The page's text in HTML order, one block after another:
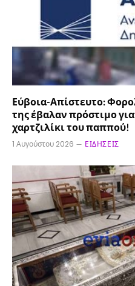
Εύβοια-Απίστευτο:
της έβαλαν πρόστιμο
χαρτζιλίκι του παππού!
1 Αυγούστου 2026 ΕΙΔΉΣΕΙΣ